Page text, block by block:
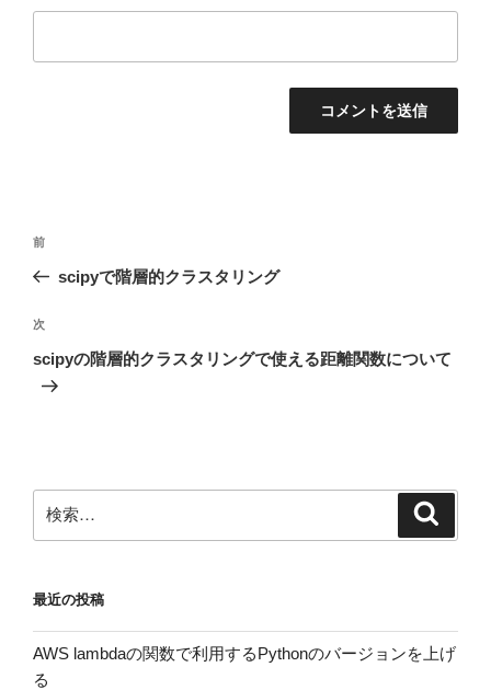
投
ビ
ゲ
ー
前
の
稿
前
scipyで階層的クラスタリング
次
の
次
scipyの階層的クラスタリングで使える距離関数について
索:
最近の投稿
AWS lambdaの関数で利用するPythonのバージョンを上げ
る